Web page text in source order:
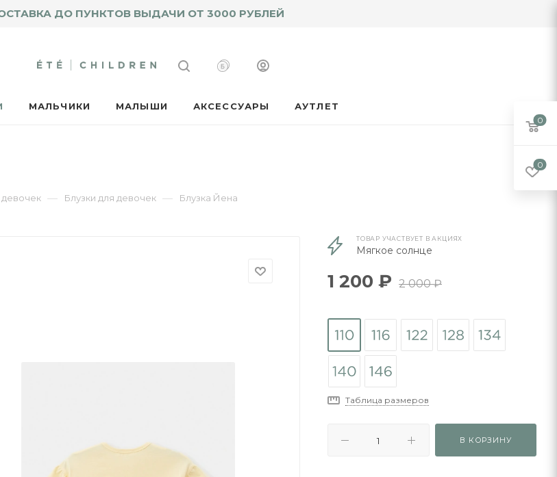
ДО ПУНКТОВ ВЫДАЧИ ОТ 3000 РУБЛЕЙ
МАЛЬЧИКИ МАЛЫШИ АКСЕССУАРЫ АУТЛЕТ
девочек — Блузки для девочек — Блузка Йена
ТОВАР УЧАСТВУЕТ В АКЦИЯХ
Мягкое солнце
1 200 ₽ 2 000₽
Таблица размеров
В КОРЗИНУ
0
0